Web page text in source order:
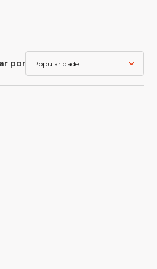
por Popularidade